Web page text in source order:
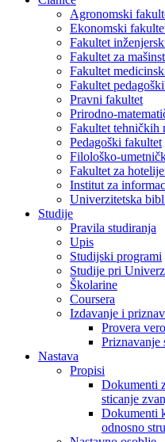
Agronomski
Ekonomski
Fakultet
Fakultet za
Fakultet
Fakultet
Pravni fakultet
Prirodno-
Fakultet tehničkih
Pedagoški fakultet
Filološko-
Fakultet za
Institut za
Univerzitetska
Studije
Pravila studiranja
Upis
Studijski programi
Studije pri
Školarine
Coursera
Izdavanje i
Provera
Priznavanje
Nastava
Propisi
Dokumenti
sticanje
Dokumenti
odnosno